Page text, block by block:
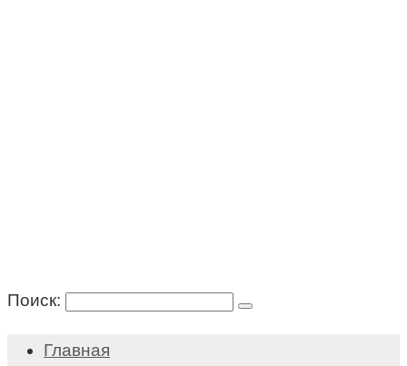
Поиск:
Главная